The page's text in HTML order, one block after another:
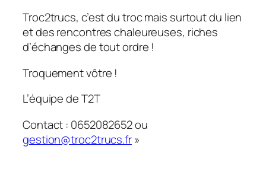
Troc2trucs, c’est du troc mais surtout du lien
et des rencontres chaleureuses, riches
d’échanges de tout ordre !
Troquement vôtre !
L’équipe de T2T
Contact : 0652082652 ou
gestion@troc2trucs.fr»